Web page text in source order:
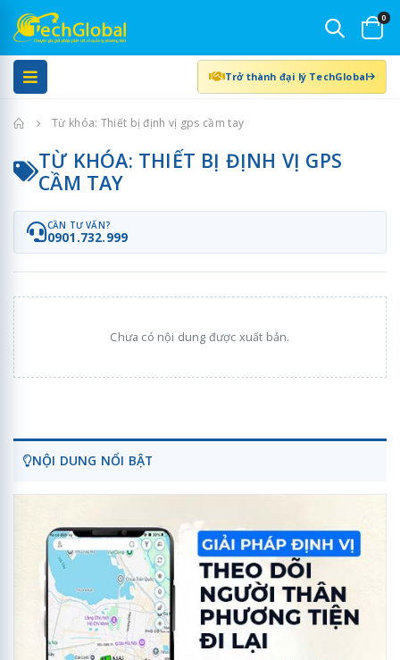
0
Trở thành đại lý TechGlobal
Trang chủTừ khóa: Thiết bị định vị gps cầm tay
TỪ KHÓA: THIẾT BỊ ĐỊNH VỊ GPS
CẦM TAY
CẦN TƯ VẤN?
0901.732.999
Chưa có nội dung được xuất bản.
NỘI DUNG NỔI BẬT